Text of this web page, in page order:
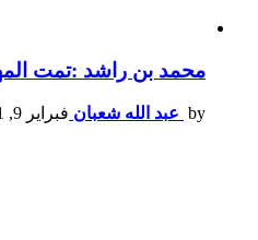
محمد بن راشد :تمت
by عبد الله شعبان فبراير 9, 2021, 8:49 م